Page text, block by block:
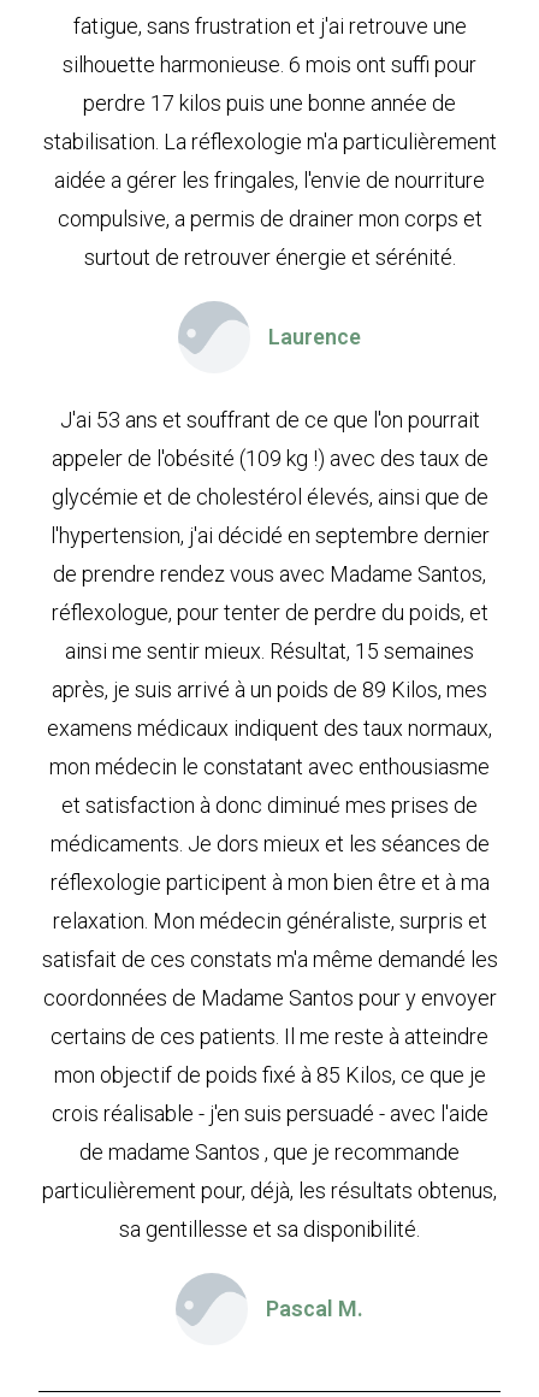
fatigue, sans frustration et j'ai retrouve une
silhouette harmonieuse. 6 mois ont suffi pour
perdre 17 kilos puis une bonne année de
stabilisation. La réflexologie m'a particulièrement
aidée a gérer les fringales, l'envie de nourriture
compulsive, a permis de drainer mon corps et
surtout de retrouver énergie et sérénité.
Laurence
J'ai 53 ans et souffrant de ce que l'on pourrait
appeler de l'obésité (109 kg !) avec des taux de
glycémie et de cholestérol élevés, ainsi que de
l'hypertension, j'ai décidé en septembre dernier
de prendre rendez vous avec Madame Santos,
réflexologue, pour tenter de perdre du poids, et
ainsi me sentir mieux. Résultat, 15 semaines
après, je suis arrivé à un poids de 89 Kilos, mes
examens médicaux indiquent des taux normaux,
mon médecin le constatant avec enthousiasme
et satisfaction à donc diminué mes prises de
médicaments. Je dors mieux et les séances de
réflexologie participent à mon bien être et à ma
relaxation. Mon médecin généraliste, surpris et
satisfait de ces constats m'a même demandé les
coordonnées de Madame Santos pour y envoyer
certains de ces patients. Il me reste à atteindre
mon objectif de poids fixé à 85 Kilos, ce que je
crois réalisable - j'en suis persuadé - avec l'aide
de madame Santos , que je recommande
particulièrement pour, déjà, les résultats obtenus,
sa gentillesse et sa disponibilité.
Pascal M.